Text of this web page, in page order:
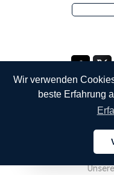
Wir verwenden
beste Erfahrung
Deutsch